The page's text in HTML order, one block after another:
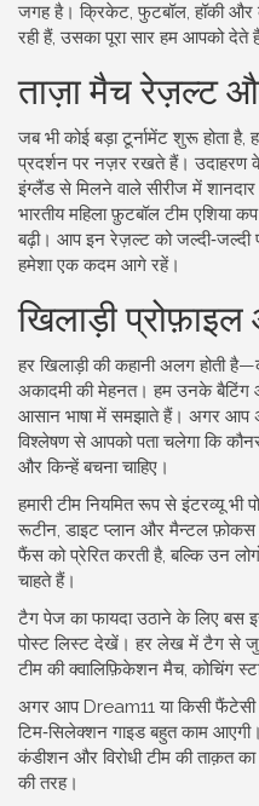
जगह है। क्रिकेट, फुटबॉल, हॉकी और
रही हैं, उसका पूरा सार हम आपको देते
ताज़ा मैच रेज़ल्ट
जब भी कोई बड़ा टूर्नामेंट शुरू होता
प्रदर्शन पर नज़र रखते हैं। उदाहरण
इंग्लैंड से मिलने वाले सीरीज में
भारतीय महिला फ़ुटबॉल टीम एशिया
बढ़ी। आप इन रेज़ल्ट को जल्दी‑जल्दी
हमेशा एक कदम आगे रहें।
खिलाड़ी
हर खिलाड़ी की कहानी अलग होती
अकादमी की मेहनत। हम उनके बैटिंग
आसान भाषा में समझाते हैं। अगर आप
विश्लेषण से आपको पता चलेगा कि
और किन्हें बचना चाहिए।
हमारी टीम नियमित रूप से इंटरव्यू भी
रूटीन, डाइट प्लान और मैन्टल फ़ोकस
फैंस को प्रेरित करती है, बल्कि उन
चाहते हैं।
टैग पेज का फायदा उठाने के लिए बस
पोस्ट लिस्ट देखें। हर लेख में टैग से
टीम की क्वालिफ़िकेशन मैच, कोचिंग
अगर आप Dream11 या किसी फैंटेसी
टिम‑सिलेक्शन गाइड बहुत काम
कंडीशन और विरोधी टीम की ताक़त
की तरह।